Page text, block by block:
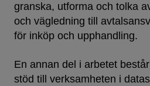
granska, utforma och tolka
och vägledning till
för inköp och upphandling.
En annan del i arbetet
stöd till verksamheten i